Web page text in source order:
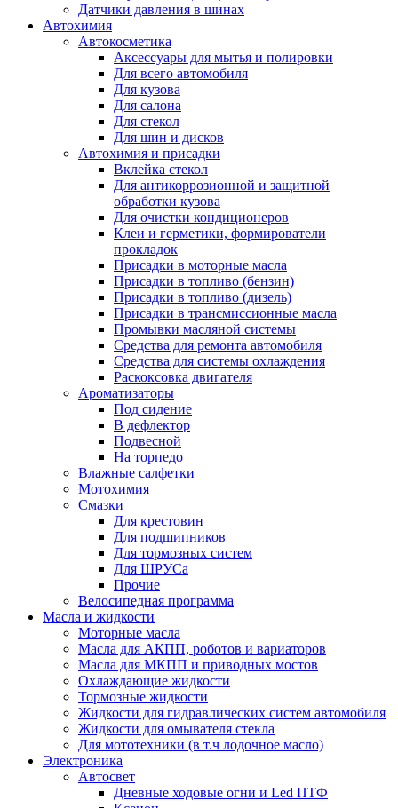
Датчики давления в шинах
Автохимия
Автокосметика
Аксессуары для мытья и полировки
Для всего автомобиля
Для кузова
Для салона
Для стекол
Для шин и дисков
Автохимия и присадки
Вклейка стекол
Для антикоррозионной и защитной
обработки кузова
Для очистки кондиционеров
Клеи и герметики, формирователи
прокладок
Присадки в моторные масла
Присадки в топливо (бензин)
Присадки в топливо (дизель)
Присадки в трансмиссионные масла
Промывки масляной системы
Средства для ремонта автомобиля
Средства для системы охлаждения
Раскоксовка двигателя
Ароматизаторы
Под сидение
В дефлектор
Подвесной
На торпедо
Влажные салфетки
Мотохимия
Смазки
Для крестовин
Для подшипников
Для тормозных систем
Для ШРУСа
Прочие
Велосипедная программа
Масла и жидкости
Моторные масла
Масла для АКПП, роботов и вариаторов
Масла для МКПП и приводных мостов
Охлаждающие жидкости
Тормозные жидкости
Жидкости для гидравлических систем автомобиля
Жидкости для омывателя стекла
Для мототехники (в т.ч лодочное масло)
Электроника
Автосвет
Дневные ходовые огни и Led ПТФ